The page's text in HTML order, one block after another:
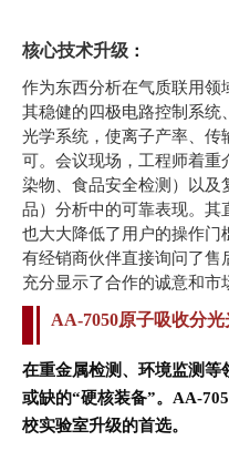
核心技术升级 ：
作为东西分析在气质联用领
其稳健的四极电路控制系统
光学系统，使离子产率、传
可。会议现场，工程师着重
染物、食品安全检测）以及
品）分析中的可靠表现。其
也大大降低了用户的操作门
有经销商伙伴直接询问了售
充分显示了合作的诚意和市
AA-7050原子吸收分
在重金属检测、环境监测等
或缺的“硬核装备”。AA-
校实验室升级的首选。